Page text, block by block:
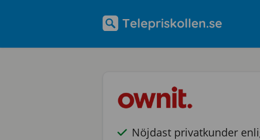
Nöjdast privatkunder